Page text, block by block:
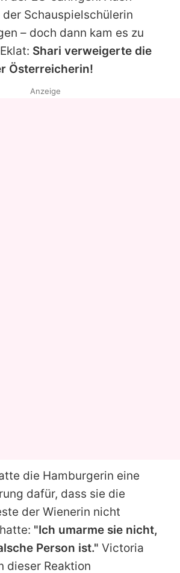
Schauspielschülerin
– doch dann kam es zu
Shari verweigerte die
Österreicherin!
die Hamburgerin eine
dafür, dass sie die
der Wienerin nicht
"Ich umarme sie nicht,
Person ist." Victoria
dieser Reaktion
Anzeige